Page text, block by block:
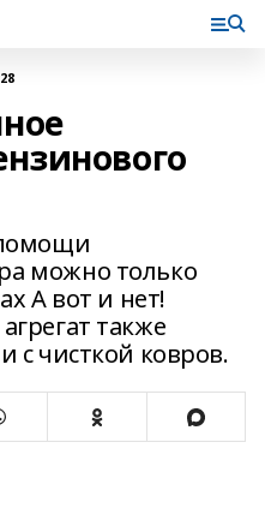
можно только
А вот и нет!
также
с чисткой ковров.